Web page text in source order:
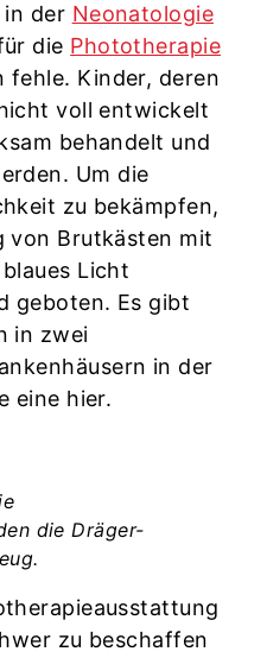
in der Neonatologie
die Phototherapie
fehle. Kinder, deren
voll entwickelt
behandelt und
Um die
zu bekämpfen,
von Brutkästen mit
Licht
geboten. Es gibt
in zwei
in der
eine hier.
die Dräger-
zu beschaffen